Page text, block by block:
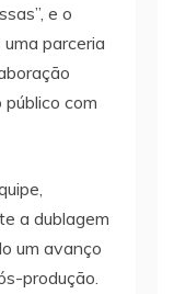
e o
parceria
com
a dublagem
um avanço
produção.